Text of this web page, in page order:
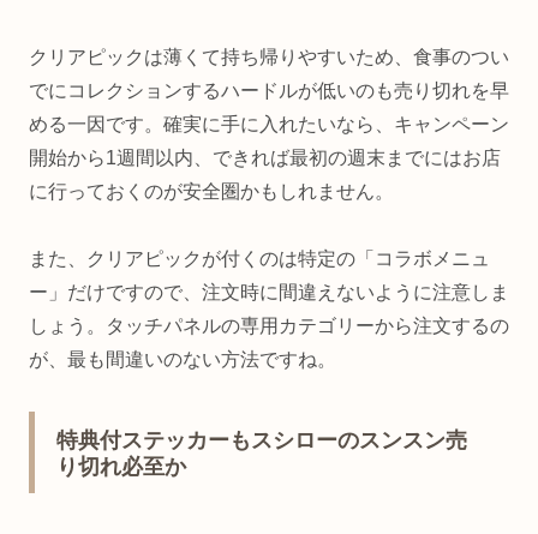
クリアピックは薄くて持ち帰りやすいため、食事のつい
でにコレクションするハードルが低いのも売り切れを早
める一因です。確実に手に入れたいなら、キャンペーン
開始から1週間以内、できれば最初の週末までにはお店
に行っておくのが安全圏かもしれません。
また、クリアピックが付くのは特定の「コラボメニュ
ー」だけですので、注文時に間違えないように注意しま
しょう。タッチパネルの専用カテゴリーから注文するの
が、最も間違いのない方法ですね。
特典付ステッカーもスシローのスンスン売
り切れ必至か